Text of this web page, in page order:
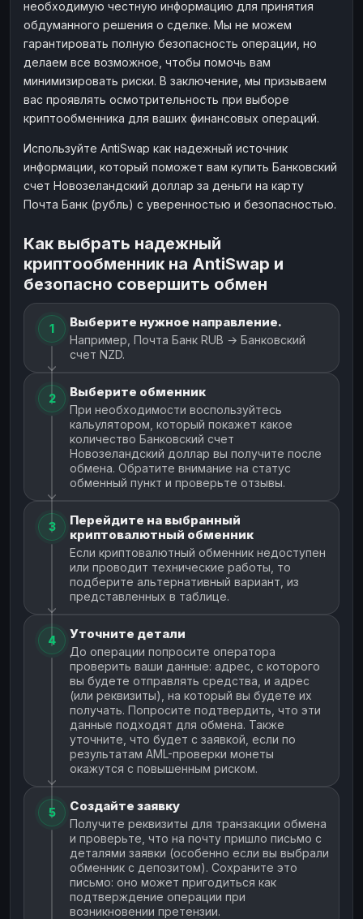
необходимую честную информацию для принятия
обдуманного решения о сделке. Мы не можем
гарантировать полную безопасность операции, но
делаем все возможное, чтобы помочь вам
минимизировать риски. В заключение, мы призываем
вас проявлять осмотрительность при выборе
криптообменника для ваших финансовых операций.
Используйте AntiSwap как надежный источник
информации, который поможет вам купить Банковский
счет Новозеландский доллар за деньги на карту
Почта Банк (рубль) с уверенностью и безопасностью.
Как выбрать надежный
криптообменник на AntiSwap и
безопасно совершить обмен
1 Выберите нужное направление.
Например, Почта Банк RUB → Банковский
счет NZD.
2 Выберите обменник
При необходимости воспользуйтесь
кальулятором, который покажет какое
количество Банковский счет
Новозеландский доллар вы получите после
обмена. Обратите внимание на статус
обменный пункт и проверьте отзывы.
3
Перейдите на выбранный
криптовалютный обменник
Если криптовалютный обменник недоступен
или проводит технические работы, то
подберите альтернативный вариант, из
представленных в таблице.
4 Уточните детали
До операции попросите оператора
проверить ваши данные: адрес, с которого
вы будете отправлять средства, и адрес
(или реквизиты), на который вы будете их
получать. Попросите подтвердить, что эти
данные подходят для обмена. Также
уточните, что будет с заявкой, если по
результатам AML-проверки монеты
окажутся с повышенным риском.
5 Создайте заявку
Получите реквизиты для транзакции обмена
и проверьте, что на почту пришло письмо с
деталями заявки (особенно если вы выбрали
обменник с депозитом). Сохраните это
письмо: оно может пригодиться как
подтверждение операции при
возникновении претензии.